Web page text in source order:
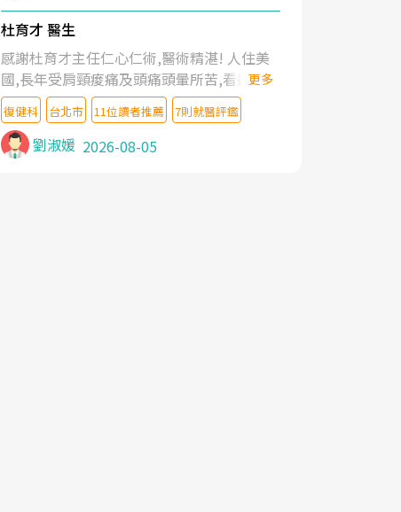
杜育才 醫生
感謝杜育才主任仁心仁術,醫術精湛! 人住美
國,長年受肩頸痠痛及頭痛頭暈所苦,看遍名醫
教授,做了各種檢查,也嘗試過西醫打針,中醫
針灸及物理徒手治療都沒有用,後來連吃到嗎
啡類止痛藥都效果有限,只是壓症狀,沒多久就
痛起來,多年失眠嚴重影響生活品質. 台灣親
更多
復健科 台北市 11位讀者推薦 7則就醫評鑑
劉淑媛 2026-08-05